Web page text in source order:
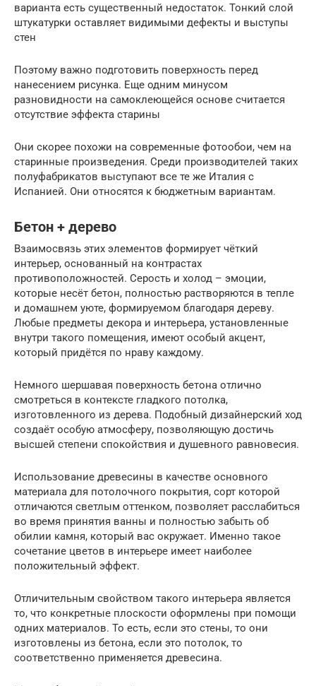
варианта есть существенный недостаток. Тонкий слой
штукатурки оставляет видимыми дефекты и выступы
стен
Поэтому важно подготовить поверхность перед
нанесением рисунка. Еще одним минусом
разновидности на самоклеющейся основе считается
отсутствие эффекта старины
Они скорее похожи на современные фотообои, чем на
старинные произведения. Среди производителей таких
полуфабрикатов выступают все те же Италия с
Испанией. Они относятся к бюджетным вариантам.
Бетон + дерево
Взаимосвязь этих элементов формирует чёткий
интерьер, основанный на контрастах
противоположностей. Серость и холод – эмоции,
которые несёт бетон, полностью растворяются в тепле
и домашнем уюте, формируемом благодаря дереву.
Любые предметы декора и интерьера, установленные
внутри такого помещения, имеют особый акцент,
который придётся по нраву каждому.
Немного шершавая поверхность бетона отлично
смотреться в контексте гладкого потолка,
изготовленного из дерева. Подобный дизайнерский ход
создаёт особую атмосферу, позволяющую достичь
высшей степени спокойствия и душевного равновесия.
Использование древесины в качестве основного
материала для потолочного покрытия, сорт которой
отличаются светлым оттенком, позволяет расслабиться
во время принятия ванны и полностью забыть об
обилии камня, который вас окружает. Именно такое
сочетание цветов в интерьере имеет наиболее
положительный эффект.
Отличительным свойством такого интерьера является
то, что конкретные плоскости оформлены при помощи
одних материалов. То есть, если это стены, то они
изготовлены из бетона, если это потолок, то
соответственно применяется древесина.